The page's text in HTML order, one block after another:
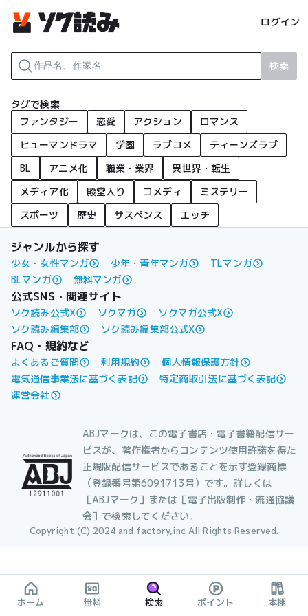
ログイン
検索
タグで検索
ファンタジー
恋愛 アクション
ロマンス
ヒューマンドラマ
学園 ラブコメ
ティーンズラブ
BL
アニメ化 職業・業界
異世界・転生
メディア化
殿堂入り コメディ
ミステリー
スポーツ
歴史 サスペンス エッチ
ジャンルから探す
少女・女性マンガ 少年・青年マンガ
TLマンガ
BLマンガ
無料マンガ
公式SNS・関連サイト
ソク読み公式X ソクマガ
ソクマガ公式X
ソク読み編集部
ソク読み編集部公式X
FAQ・規約など
よくあるご質問 利用規約
個人情報保護方針
電気通信事業法に基づく表記
特定商取引法に基づく表記
運営会社
ABJマークは、この電子書店・電子書籍配信サー
ビスが、著作権者からコンテンツ使用許諾を得た
正規版配信サービスであることを示す登録商標
（登録番号第6091713号）です。詳しくは
［ABJマーク］または［電子出版制作・流通協議
会］で検索してください。
Copyright (C) 2024 and factory,inc All Rights Reserved.
ホーム 無料 検索 ポイント 本棚